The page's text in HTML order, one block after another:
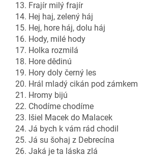
13. Frajír milý frajír
14. Hej haj, zelený háj
15. Hej, hore háj, dolu háj
16. Hody, milé hody
17. Holka rozmilá
18. Hore dědinú
19. Hory doly černý les
20. Hrál mladý cikán pod zámkem
21. Hromy bijú
22. Chodíme chodíme
23. Išiel Macek do Malacek
24. Já bych k vám rád chodil
25. Já su šohaj z Debrecína
26. Jaká je ta láska zlá